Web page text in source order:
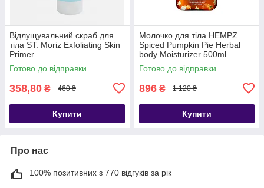
Відлущувальний скраб для
тіла ST. Moriz Exfoliating Skin
Primer
Готово до відправки
358,80 ₴ 460 ₴
Купити
Молочко для тіла HEMPZ
Spiced Pumpkin Pie Herbal
body Moisturizer 500ml
Готово до відправки
896 ₴ 1 120 ₴
Купити
Про нас
100% позитивних з 770 відгуків за рік